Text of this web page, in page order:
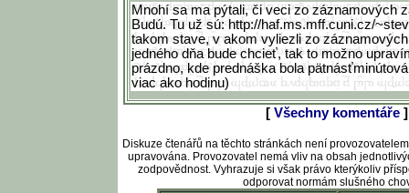
Mnohí sa ma pýtali, či veci zo záznamových
Budú. Tu už sú: http://haf.ms.mff.cuni.cz/~ste
takom stave, v akom vyliezli zo
jedného dňa bude chcieť, tak to možno
prázdno, kde prednáška bola
viac ako hodinu)
[ Všechny komentáře ]
Diskuze čtenářů na těchto stránkách není
upravována. Provozovatel nemá vliv na obsah
zodpovědnost. Vyhrazuje si však právo kterýkoliv
odporovat normám slušného